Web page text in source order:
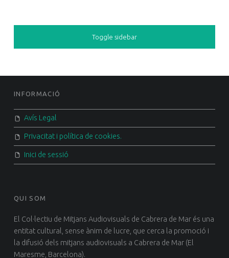
SIDEBAR
Toggle sidebar
FOOTER SIDEBAR
INFORMACIÓ
Avís Legal
Privacitat i política de cookies.
Inici de sessió
QUI SOM
El Col·lectiu de Mitjans Audiovisuals de Cabrera de Mar és una
entitat cultural, sense ànim de lucre, que cerca la promoció i
la difusió dels mitjans audiovisuals a Cabrera de Mar (El
Maresme, Barcelona).